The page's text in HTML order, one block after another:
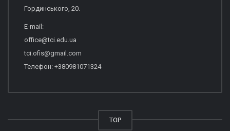
Гординського, 20.
E-mail:
office@tci.edu.ua
tci.ofis@gmail.com
Телефон: +380981071324
TOP